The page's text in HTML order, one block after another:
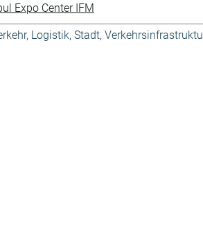
Expo Center IFM
Logistik, Stadt,